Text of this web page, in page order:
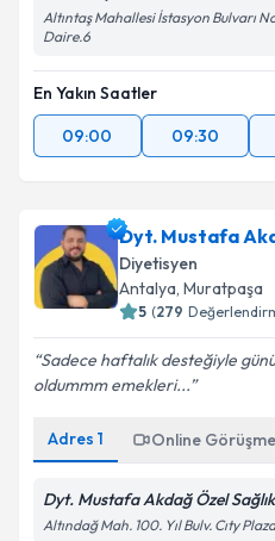
Altıntaş Mahallesi İstasyon Bulvarı
Daire.6
En Yakın Saatler
09:00
09:30
Dyt. Mustafa
Diyetisyen
Antalya, Muratpaşa
5 (279
Sadece haftalık desteğiyle
oldummm emekleri...
Adres 1 Online Görüşme
Dyt. Mustafa Akdağ Özel
Altındağ Mah. 100. Yıl Bulv. Cıty